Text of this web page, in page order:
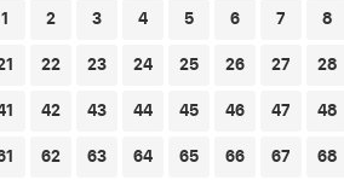
1 2 3 4 5 6 7 8
22 23 24 25 26 27 28
42 43 44 45 46 47 48
62 63 64 65 66 67 68